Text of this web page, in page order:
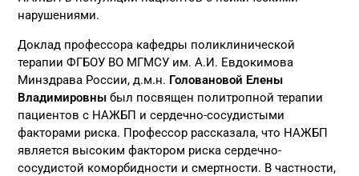
нарушениями.
Доклад профессора кафедры поликлинической
терапии ФГБОУ ВО МГМСУ им. А.И. Евдокимова
Минздрава России, д.м.н. Головановой Елены
Владимировны был посвящен политропной терапии
пациентов с НАЖБП и сердечно-сосудистыми
факторами риска. Профессор рассказала, что НАЖБП
является высоким фактором риска сердечно-
сосудистой коморбидности и смертности. В частности,